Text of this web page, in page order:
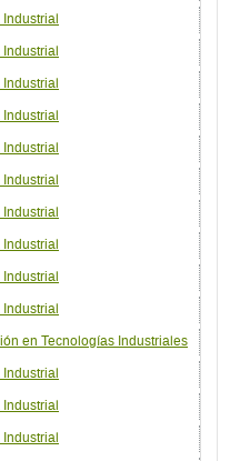
en Tecnologías Industriales